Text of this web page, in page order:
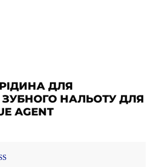
РІДИНА ДЛЯ
НАЛЬОТУ ДЛЯ
AGENT